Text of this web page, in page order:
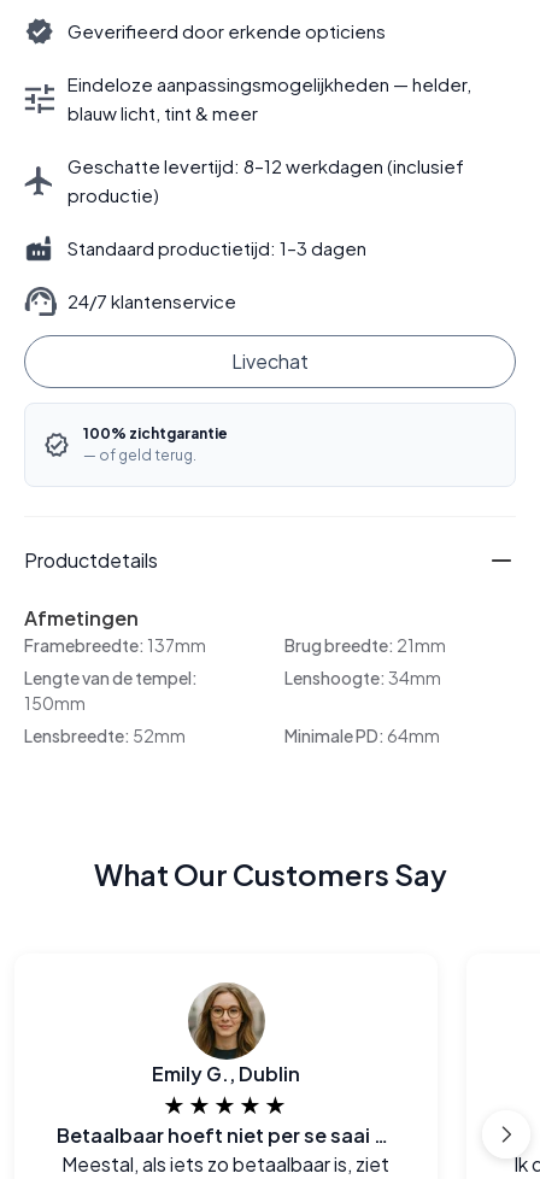
Geverifieerd door erkende opticiens
Eindeloze aanpassingsmogelijkheden — helder,
blauw licht, tint & meer
Geschatte levertijd: 8–12 werkdagen (inclusief
productie)
Standaard productietijd: 1–3 dagen
24/7 klantenservice
Livechat
100% zichtgarantie
— of geld terug.
Productdetails
Afmetingen
Framebreedte: 137mm Brug breedte: 21mm
Lengte van de tempel:
150mm
Lenshoogte: 34mm
Lensbreedte: 52mm Minimale PD: 64mm
What Our Customers Say
Emily G., Dublin
★★★★★
Betaalbaar hoeft niet per se saai te zijn
Meestal, als iets zo betaalbaar is, ziet
Ik